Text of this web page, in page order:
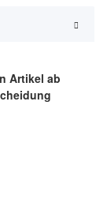
Artikel ab